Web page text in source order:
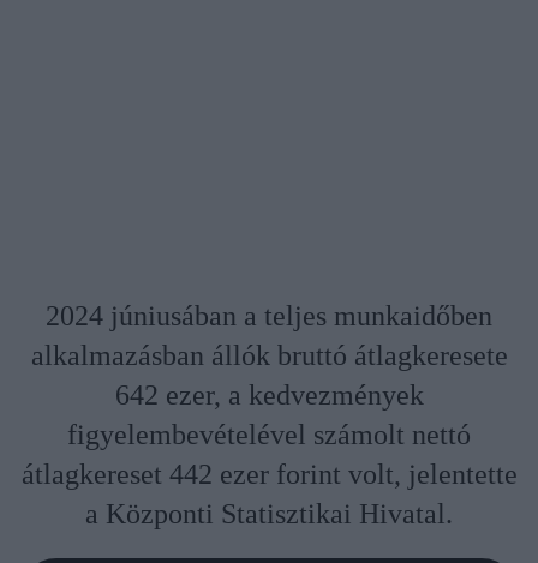
2024 júniusában a teljes munkaidőben
alkalmazásban állók bruttó átlagkeresete
642 ezer, a kedvezmények
figyelembevételével számolt nettó
átlagkereset 442 ezer forint volt, jelentette
a Központi Statisztikai Hivatal.